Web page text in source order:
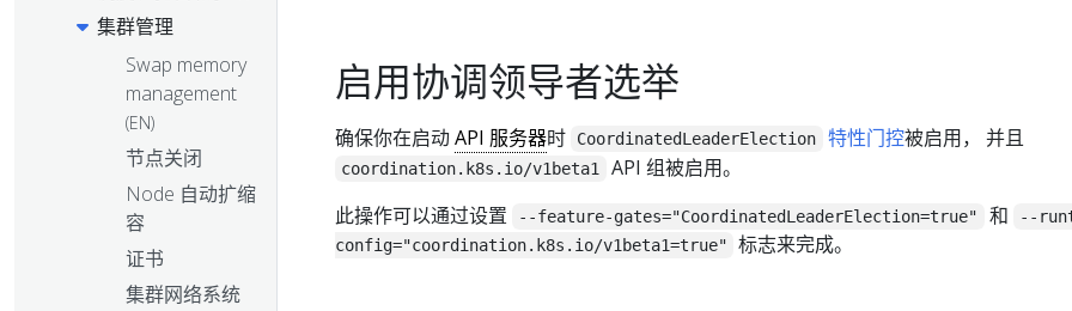
集群管理
Swap memory
management
(EN)
节点关闭
Node 自动扩缩
容
证书
集群网络系统
启用协调领导者选举
确保你在启动API 服务器时 CoordinatedLeaderElection 特性门控被启用， 并且
coordination.k8s.io/v1beta1
API 组被启用。
此操作可以通过设置
--feature-gates="CoordinatedLeaderElection=true" 和
--
config="coordination.k8s.io/v1beta1=true"
标志来完成。